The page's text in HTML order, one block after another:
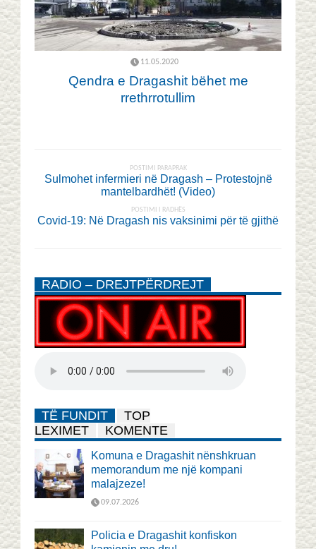
11.05.2020
Qendra e Dragashit bëhet me
rrethrrotullim
POSTIMI PARAPRAK
Sulmohet infermieri në Dragash – Protestojnë
mantelbardhët! (Video)
POSTIMI I RADHËS
Covid-19: Në Dragash nis vaksinimi për të gjithë
RADIO – DREJTPËRDREJT
TË FUNDIT
TOP
LEXIMET
KOMENTE
Komuna e Dragashit nënshkruan
memorandum me një kompani
malajzeze!
09.07.2026
Policia e Dragashit konfiskon